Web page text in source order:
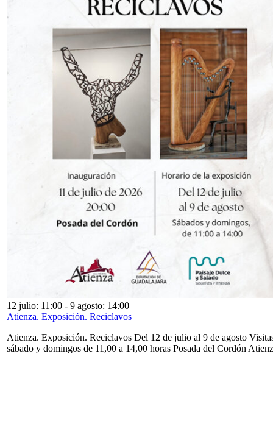
12 julio: 11:00 - 9 agosto: 14:00
Atienza. Exposición. Reciclavos
Atienza. Exposición. Reciclavos Del 12 de julio al 9 de agosto
sábado y domingos de 11,00 a 14,00 horas Posada del Cordón